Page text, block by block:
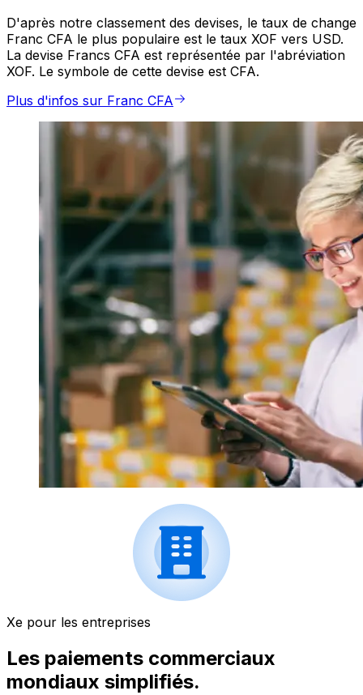
D'après notre classement des devises, le taux de change
Franc CFA le plus populaire est le taux XOF vers USD.
La devise Francs CFA est représentée par l'abréviation
XOF. Le symbole de cette devise est CFA.
Plus d'infos sur Franc CFA
Xe pour les entreprises
Les paiements commerciaux
mondiaux simplifiés.